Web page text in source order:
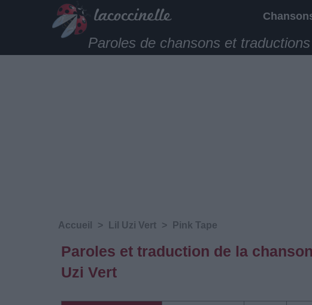
Paroles de chansons et traductions
Accueil > Lil Uzi Vert > Pink Tape
Paroles et traduction de la
Uzi Vert